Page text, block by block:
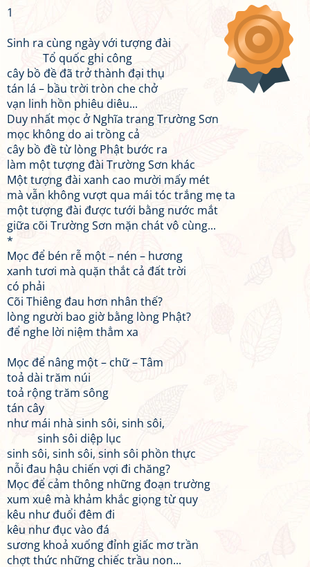
1
Sinh ra cùng ngày với tượng đài
Tổ quốc ghi công
cây bồ đề đã trở thành đại thụ
tán lá – bầu trời tròn che chở
vạn linh hồn phiêu diêu...
Duy nhất mọc ở Nghĩa trang Trường Sơn
mọc không do ai trồng cả
cây bồ đề từ lòng Phật bước ra
làm một tượng đài Trường Sơn khác
Một tượng đài xanh cao mười mấy mét
mà vẫn không vượt qua mái tóc trắng mẹ ta
một tượng đài được tưới bằng nước mắt
giữa cõi Trường Sơn mặn chát vô cùng...
*
Mọc để bén rễ một – nén – hương
xanh tươi mà quặn thắt cả đất trời
có phải
Cõi Thiêng đau hơn nhân thế?
lòng người bao giờ bằng lòng Phật?
để nghe lời niệm thẳm xa
Mọc để nâng một – chữ – Tâm
toả dài trăm núi
toả rộng trăm sông
tán cây
như mái nhà sinh sôi, sinh sôi,
sinh sôi diệp lục
sinh sôi, sinh sôi, sinh sôi phồn thực
nỗi đau hậu chiến vợi đi chăng?
Mọc để cảm thông những đoạn trường
xum xuê mà khảm khắc giọng từ quy
kêu như đuổi đêm đi
kêu như đục vào đá
sương khoả xuống đỉnh giấc mơ trần
chợt thức những chiếc trầu non...